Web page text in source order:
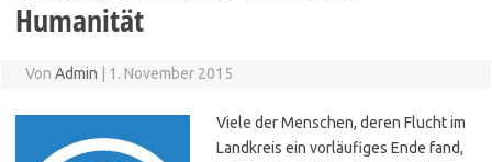
Humanität
Von Admin 1. November 2015
Viele der Menschen, deren Flucht im
Landkreis ein vorläufiges Ende fand,